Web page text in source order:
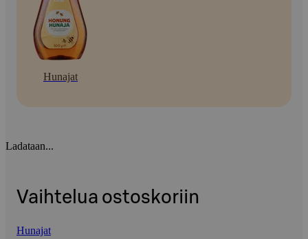
Hunajat
Ladataan...
Vaihtelua ostoskoriin
Hunajat